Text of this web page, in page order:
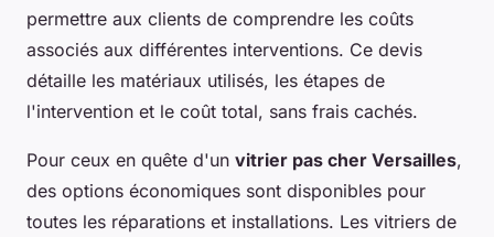
permettre aux clients de comprendre les coûts
associés aux différentes interventions. Ce devis
détaille les matériaux utilisés, les étapes de
l'intervention et le coût total, sans frais cachés.
Pour ceux en quête d'un vitrier pas cher Versailles,
des options économiques sont disponibles pour
toutes les réparations et installations. Les vitriers de